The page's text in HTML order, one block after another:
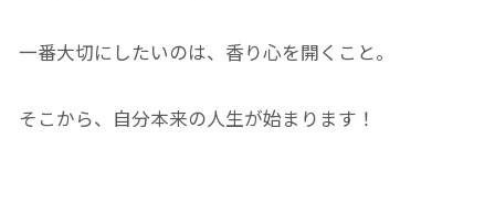
一番大切にしたいのは、香り心を開くこと。
そこから、自分本来の人生が始まります！